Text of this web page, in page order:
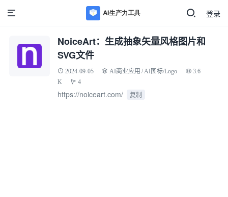
登录
NoiceArt：生成抽象矢量风格图片和
SVG文件
2024-09-05 AI商业应用 / AI图标/Logo
3.6
K
4
https://noiceart.com/ 复制